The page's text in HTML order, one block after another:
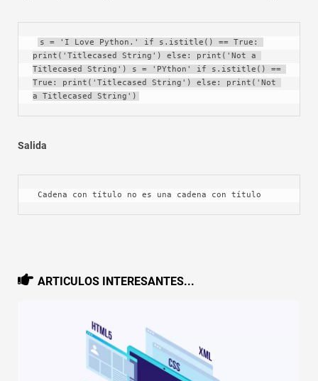
s = 'I Love Python.' if s.istitle() == True:
print('Titlecased String') else: print('Not a
Titlecased String') s = 'PYthon' if s.istitle() ==
True: print('Titlecased String') else: print('Not
a Titlecased String')
Salida
Cadena con título no es una cadena con título
ARTICULOS INTERESANTES...